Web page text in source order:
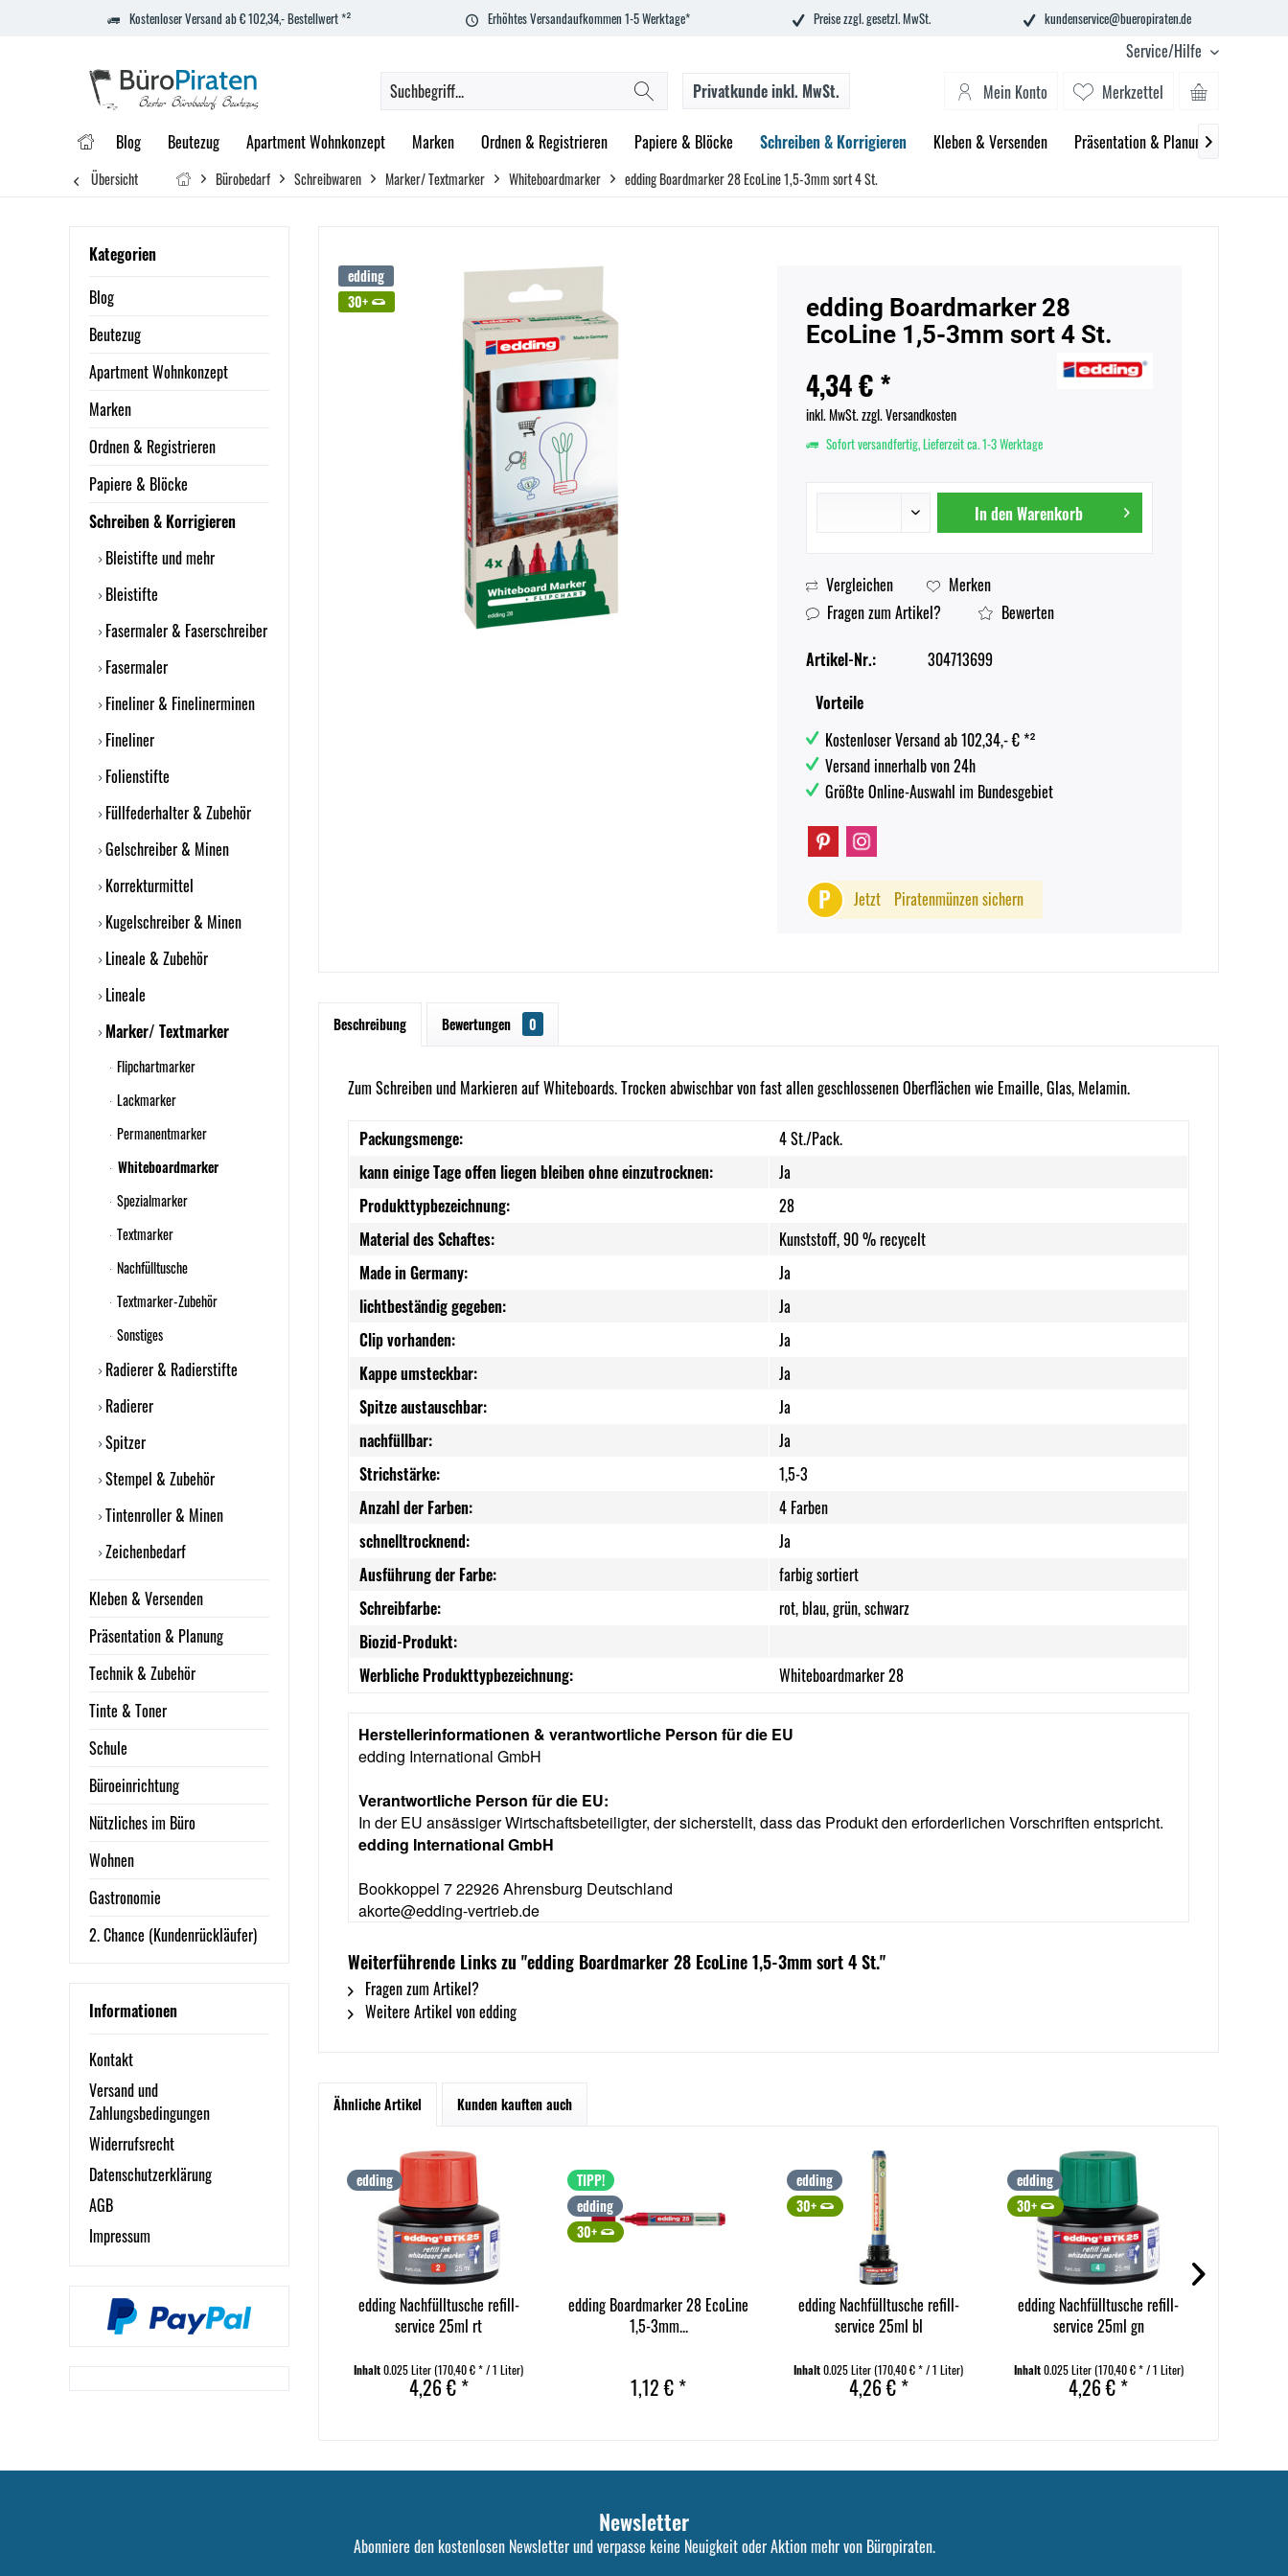
Kostenloser Versand ab € 102,34,- Bestellwert *² Erhöhtes Versandaufkommen 1-5 Werktage* Preise zzgl. gesetzl. MwSt. kundenservice@bueropiraten.de
Service/Hilfe
Merkzettel
Mein Konto
Privatkundeinkl. MwSt.
Blog Beutezug Apartment Wohnkonzept Marken Ordnen & Registrieren Papiere & Blöcke Schreiben & Korrigieren Kleben & Versenden Präsentation & Planung
Übersicht Bürobedarf Schreibwaren Marker/ Textmarker Whiteboardmarker edding Boardmarker 28 EcoLine 1,5-3mm sort 4 St.
Kategorien
Blog
Beutezug
Apartment Wohnkonzept
Marken
Ordnen & Registrieren
Papiere & Blöcke
Schreiben & Korrigieren
Bleistifte und mehr
Bleistifte
Fasermaler & Faserschreiber
Fasermaler
Fineliner & Finelinerminen
Fineliner
Folienstifte
Füllfederhalter & Zubehör
Gelschreiber & Minen
Korrekturmittel
Kugelschreiber & Minen
Lineale & Zubehör
Lineale
Marker/ Textmarker
Flipchartmarker
Lackmarker
Permanentmarker
Whiteboardmarker
Spezialmarker
Textmarker
Nachfülltusche
Textmarker-Zubehör
Sonstiges
Radierer & Radierstifte
Radierer
Spitzer
Stempel & Zubehör
Tintenroller & Minen
Zeichenbedarf
Kleben & Versenden
Präsentation & Planung
Technik & Zubehör
Tinte & Toner
Schule
Büroeinrichtung
Nützliches im Büro
Wohnen
Gastronomie
2. Chance (Kundenrückläufer)
Informationen
Kontakt
Versand und
Zahlungsbedingungen
Widerrufsrecht
Datenschutzerklärung
AGB
Impressum
edding
30+
edding Boardmarker 28
EcoLine 1,5-3mm sort 4 St.
4,34 € *
inkl. MwSt.zzgl. Versandkosten
Sofort versandfertig, Lieferzeit ca. 1-3 Werktage
In denWarenkorb
Vergleichen
Merken
Fragen zum Artikel?
Bewerten
Artikel-Nr.:
304713699
Vorteile
Kostenloser Versand ab 102,34,- € *²
Versand innerhalb von 24h
Größte Online-Auswahl im Bundesgebiet
P Jetzt Piratenmünzen sichern
Beschreibung Bewertungen 0
Zum Schreiben und Markieren auf Whiteboards. Trocken abwischbar von fast allen geschlossenen Oberflächen wie Emaille, Glas, Melamin.
Packungsmenge:
4 St./Pack.
kann einige Tage offen liegen bleiben ohne einzutrocknen:
Ja
Produkttypbezeichnung:
28
Material des Schaftes:
Kunststoff, 90 % recycelt
Made in Germany:
Ja
lichtbeständig gegeben:
Ja
Clip vorhanden:
Ja
Kappe umsteckbar:
Ja
Spitze austauschbar:
Ja
nachfüllbar:
Ja
Strichstärke:
1,5-3
Anzahl der Farben:
4 Farben
schnelltrocknend:
Ja
Ausführung der Farbe:
farbig sortiert
Schreibfarbe:
rot, blau, grün, schwarz
Biozid-Produkt:
Werbliche Produkttypbezeichnung:
Whiteboardmarker 28
Herstellerinformationen & verantwortliche Person für die EU
edding International GmbH
Verantwortliche Person für die EU:
In der EU ansässiger Wirtschaftsbeteiligter, der sicherstellt, dass das Produkt den erforderlichen Vorschriften entspricht.
edding International GmbH
Bookkoppel 7 22926 Ahrensburg Deutschland
akorte@edding-vertrieb.de
Weiterführende Links zu "edding Boardmarker 28 EcoLine 1,5-3mm sort 4 St."
Fragen zum Artikel?
Weitere Artikel von edding
Ähnliche Artikel Kunden kauften auch
edding
edding Nachfülltusche refill-
service 25ml rt
Inhalt0.025 Liter(170,40 € * / 1 Liter)
4,26 € *
TIPP!
edding
30+
edding Boardmarker 28 EcoLine
1,5-3mm...
1,12 € *
edding
30+
edding Nachfülltusche refill-
service 25ml bl
Inhalt0.025 Liter(170,40 € * / 1 Liter)
4,26 € *
edding
30+
edding Nachfülltusche refill-
service 25ml gn
Inhalt0.025 Liter(170,40 € * / 1 Liter)
4,26 € *
Newsletter
Abonniere den kostenlosen Newsletter und verpasse keine Neuigkeit oder Aktion mehr von Büropiraten.